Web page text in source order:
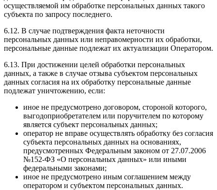
осуществляемой им обработке персональных данных такого
субъекта по запросу последнего.
6.12. В случае подтверждения факта неточности
персональных данных или неправомерности их обработки,
персональные данные подлежат их актуализации Оператором.
6.13. При достижении целей обработки персональных
данных, а также в случае отзыва субъектом персональных
данных согласия на их обработку персональные данные
подлежат уничтожению, если:
иное не предусмотрено договором, стороной которого,
выгодоприобретателем или поручителем по которому
является субъект персональных данных;
оператор не вправе осуществлять обработку без согласия
субъекта персональных данных на основаниях,
предусмотренных Федеральным законом от 27.07.2006
№152-ФЗ «О персональных данных» или иными
федеральными законами;
иное не предусмотрено иным соглашением между
оператором и субъектом персональных данных.